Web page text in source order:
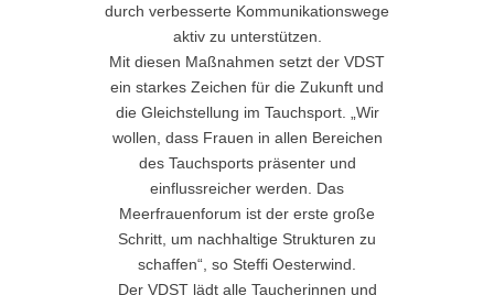
durch verbesserte Kommunikationswege
aktiv zu unterstützen.
Mit diesen Maßnahmen setzt der VDST
ein starkes Zeichen für die Zukunft und
die Gleichstellung im Tauchsport. „Wir
wollen, dass Frauen in allen Bereichen
des Tauchsports präsenter und
einflussreicher werden. Das
Meerfrauenforum ist der erste große
Schritt, um nachhaltige Strukturen zu
schaffen“, so Steffi Oesterwind.
Der VDST lädt alle Taucherinnen und